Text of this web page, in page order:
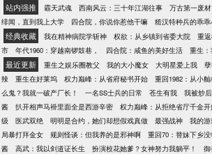
站内强推 霸天武魂 西南风云：三十年江湖往事 万古第一废材
绯闻，直到我上大学
四合院，你说你惹他干嘛 糙汉特种兵的乖
经典收藏 我在精神病院学斩神 权欲：从乡镇到省委大院 重
市
年代1960：穿越南锣鼓巷， 四合院：咸鱼的美好生活 重生
最近更新 重生之娱乐圈教父 我的大小魔女 大明星爱上我
辣
重生在好莱坞 权力巅峰：从省府秘书开始 重回1982：从小
么鬼？我就一破产厂长！
一名SS士兵的日常 苍生有我 我被炒
酱
扒开相声马褂里面全是西游辛密 权力巅峰：从拒绝省厅千金
级
医武双绝 明明是合约，她们却想假戏真做 最强战神 我的
局暴打拜金女
规则怪谈：但我养的是邪神啊 重回70：替妹下乡
酱
高武：我以剑道证长生 扮演校花她爹？女神努力我躺平！ 御